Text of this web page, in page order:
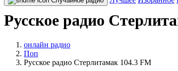
Русское радио
онлайн радио
Поп
Русское радио Стерлитамак 104.3 FM